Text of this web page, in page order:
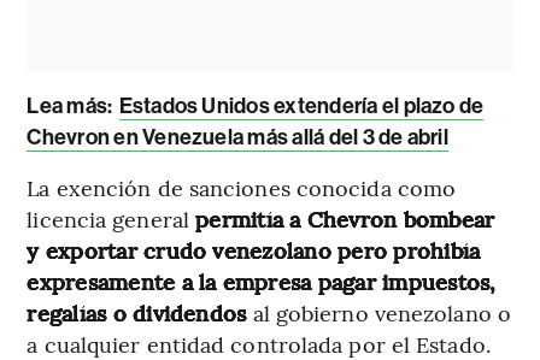
Lea más: Estados Unidos extendería el plazo de
Chevron en Venezuela más allá del 3 de abril
La exención de sanciones conocida como
licencia generalpermitía a Chevron bombear
y exportar crudo venezolano pero prohibía
expresamente a la empresa pagar impuestos,
regalías o dividendosal gobierno venezolano o
a cualquier entidad controlada por el Estado.